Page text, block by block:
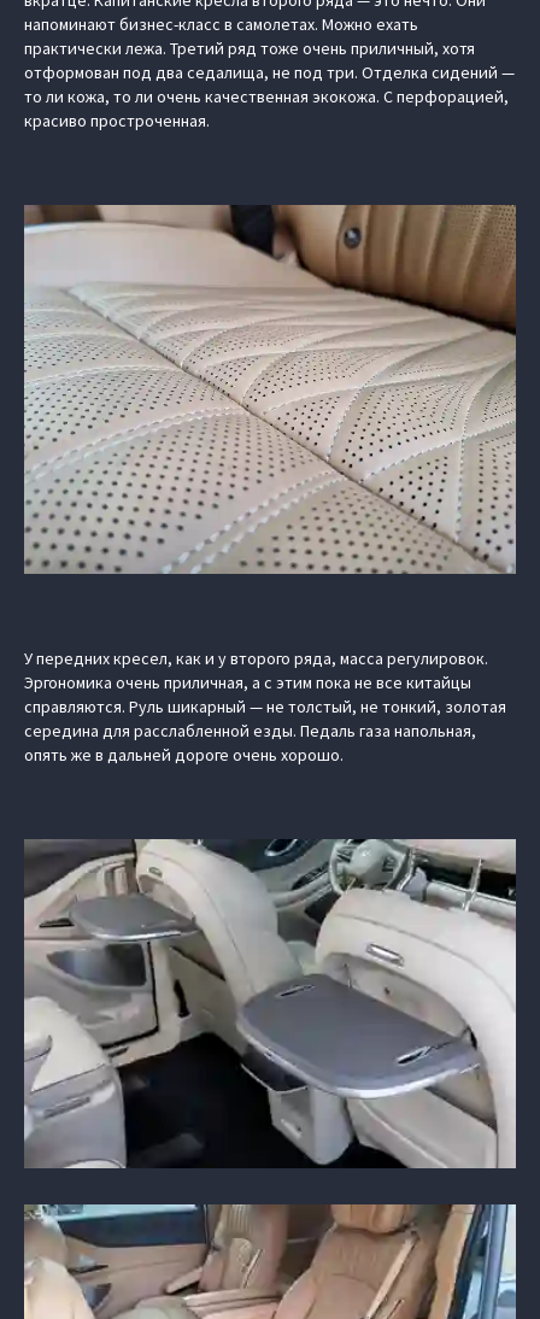
напоминают бизнес-класс в самолетах. Можно ехать
практически лежа. Третий ряд тоже очень приличный, хотя
отформован под два седалища, не под три. Отделка сидений —
то ли кожа, то ли очень качественная экокожа. С перфорацией,
красиво простроченная.
У передних кресел, как и у второго ряда, масса регулировок.
Эргономика очень приличная, а с этим пока не все китайцы
справляются. Руль шикарный — не толстый, не тонкий, золотая
середина для расслабленной езды. Педаль газа напольная,
опять же в дальней дороге очень хорошо.